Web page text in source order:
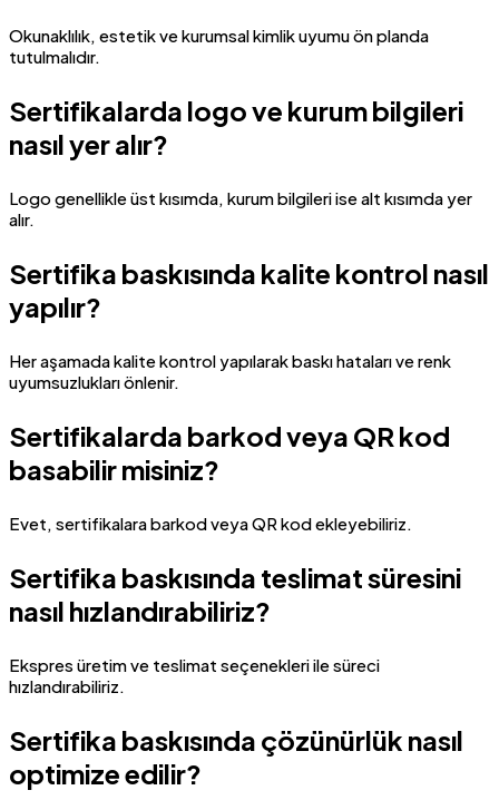
Okunaklılık, estetik ve kurumsal kimlik uyumu ön planda
tutulmalıdır.
Sertifikalarda logo ve kurum bilgileri
nasıl yer alır?
Logo genellikle üst kısımda, kurum bilgileri ise alt kısımda yer
alır.
Sertifika baskısında kalite kontrol nasıl
yapılır?
Her aşamada kalite kontrol yapılarak baskı hataları ve renk
uyumsuzlukları önlenir.
Sertifikalarda barkod veya QR kod
basabilir misiniz?
Evet, sertifikalara barkod veya QR kod ekleyebiliriz.
Sertifika baskısında teslimat süresini
nasıl hızlandırabiliriz?
Ekspres üretim ve teslimat seçenekleri ile süreci
hızlandırabiliriz.
Sertifika baskısında çözünürlük nasıl
optimize edilir?